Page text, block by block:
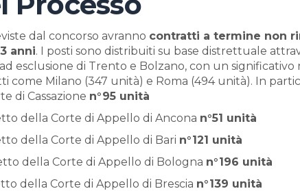
dal concorso avranno contratti a termine non
3 anni. I posti sono distribuiti su base distrettuale
esclusione di Trento e Bolzano, con un significativo
come Milano (347 unità) e Roma (494 unità). In
di Cassazione n°95 unità
della Corte di Appello di Ancona n°51 unità
della Corte di Appello di Bari n°121 unità
della Corte di Appello di Bologna n°196 unità
della Corte di Appello di Brescia n°139 unità